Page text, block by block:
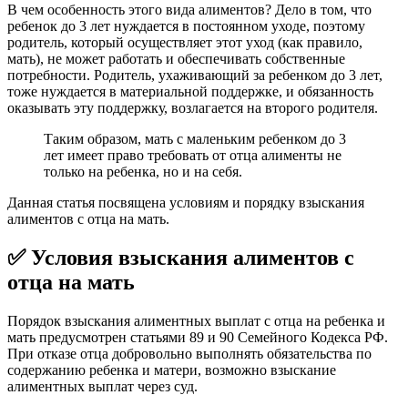
В чем особенность этого вида алиментов? Дело в том, что
ребенок до 3 лет нуждается в постоянном уходе, поэтому
родитель, который осуществляет этот уход (как правило,
мать), не может работать и обеспечивать собственные
потребности. Родитель, ухаживающий за ребенком до 3 лет,
тоже нуждается в материальной поддержке, и обязанность
оказывать эту поддержку, возлагается на второго родителя.
Таким образом, мать с маленьким ребенком до 3
лет имеет право требовать от отца алименты не
только на ребенка, но и на себя.
Данная статья посвящена условиям и порядку взыскания
алиментов с отца на мать.
✅ Условия взыскания алиментов с
отца на мать
Порядок взыскания алиментных выплат с отца на ребенка и
мать предусмотрен статьями 89 и 90 Семейного Кодекса РФ.
При отказе отца добровольно выполнять обязательства по
содержанию ребенка и матери, возможно взыскание
алиментных выплат через суд.